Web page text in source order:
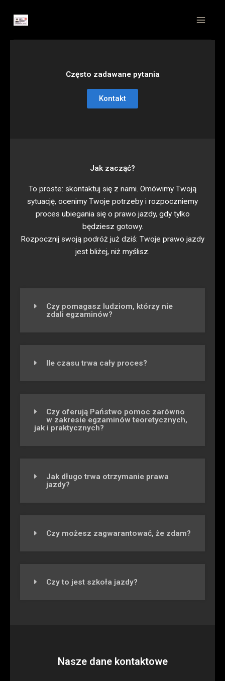
Często zadawane pytania
Kontakt
Jak zacząć?
To proste: skontaktuj się z nami. Omówimy Twoją
sytuację, ocenimy Twoje potrzeby i rozpoczniemy
proces ubiegania się o prawo jazdy, gdy tylko
będziesz gotowy.
Rozpocznij swoją podróż już dziś: Twoje prawo jazdy
jest bliżej, niż myślisz.
Czy pomagasz ludziom, którzy nie
zdali egzaminów?
Ile czasu trwa cały proces?
Czy oferują Państwo pomoc zarówno
w zakresie egzaminów teoretycznych,
jak i praktycznych?
Jak długo trwa otrzymanie prawa
jazdy?
Czy możesz zagwarantować, że zdam?
Czy to jest szkoła jazdy?
Nasze dane kontaktowe